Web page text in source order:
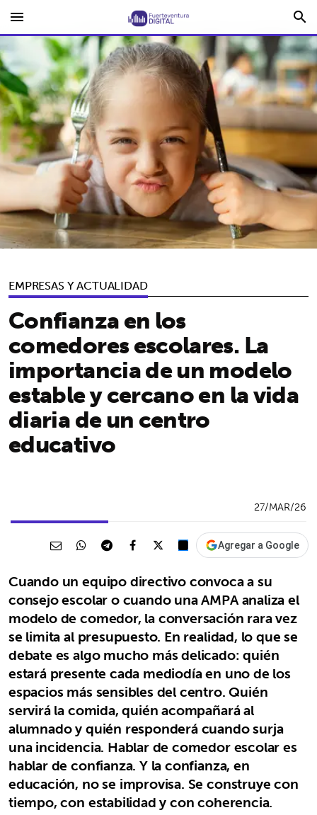
menu search
EMPRESAS Y ACTUALIDAD
Confianza en los
comedores escolares. La
importancia de un modelo
estable y cercano en la vida
diaria de un centro
educativo
27/MAR/26
Agregar a Google
Cuando un equipo directivo convoca a su
consejo escolar o cuando una AMPA analiza el
modelo de comedor, la conversación rara vez
se limita al presupuesto. En realidad, lo que se
debate es algo mucho más delicado: quién
estará presente cada mediodía en uno de los
espacios más sensibles del centro. Quién
servirá la comida, quién acompañará al
alumnado y quién responderá cuando surja
una incidencia. Hablar de comedor escolar es
hablar de confianza. Y la confianza, en
educación, no se improvisa. Se construye con
tiempo, con estabilidad y con coherencia.